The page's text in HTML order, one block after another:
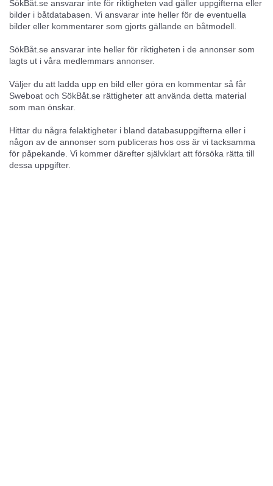
SökBåt.se ansvarar inte för riktigheten vad gäller uppgifterna eller
bilder i båtdatabasen. Vi ansvarar inte heller för de eventuella
bilder eller kommentarer som gjorts gällande en båtmodell.
SökBåt.se ansvarar inte heller för riktigheten i de annonser som
lagts ut i våra medlemmars annonser.
Väljer du att ladda upp en bild eller göra en kommentar så får
Sweboat och SökBåt.se rättigheter att använda detta material
som man önskar.
Hittar du några felaktigheter i bland databasuppgifterna eller i
någon av de annonser som publiceras hos oss är vi tacksamma
för påpekande. Vi kommer därefter självklart att försöka rätta till
dessa uppgifter.